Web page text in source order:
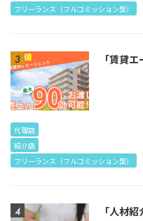
フリーランス（フルコミッション型）
「賃貸
代理店
紹介店
フリーランス（フルコミッション型）
「人材